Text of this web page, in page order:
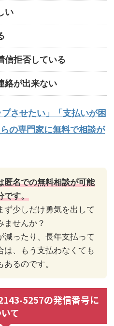
い
拒否している
絡が出来ない
プさせたい」「支払いが困
の専門家に無料で相談が
匿名での無料相談が可能
です。
ず少しだけ勇気を出して
ませんか？
減ったり、長年支払って
は、もう支払わなくても
あるのです。
5257の発信番号に
て